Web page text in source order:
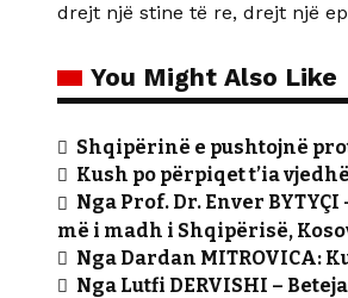
drejt një stine të re, drejt një
You Might Also Like
Shqipërinë e pushtojnë
Kush po përpiqet t’ia
Nga Prof. Dr. Enver
më i madh i Shqipërisë,
Nga Dardan MITROVICA:
Nga Lutfi DERVISHI –